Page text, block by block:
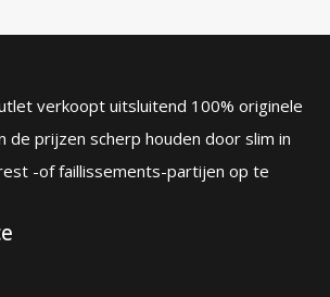
verkoopt uitsluitend 100% originele
de prijzen scherp houden door slim in
-of faillissements-partijen op te